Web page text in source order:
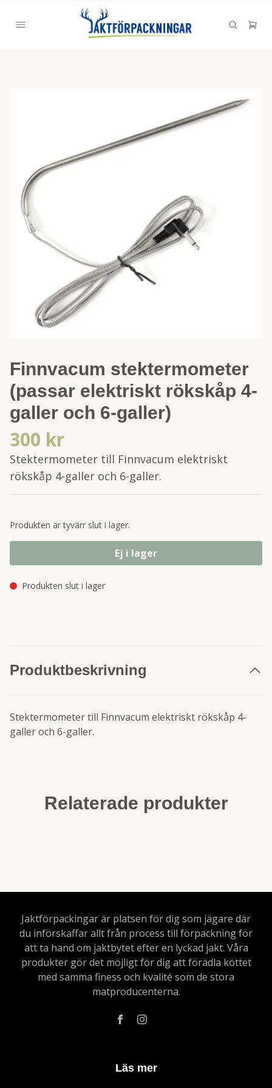
Finnvacum stektermometer
(passar elektriskt rökskåp 4-
galler och 6-galler)
300 kr
Stektermometer till Finnvacum elektriskt
rökskåp 4-galler och 6-galler.
Produkten är tyvärr slut i lager.
Ej i lager
Produkten slut i lager
Produktbeskrivning
Stektermometer till Finnvacum elektriskt rökskåp 4-
galler och 6-galler.
Relaterade produkter
Jaktförpackingar är platsen för dig som jägare där
du införskaffar allt från process till förpackning för
att ta hand om jaktbytet efter en lyckad jakt. Våra
produkter gör det möjligt för dig att förädla köttet
med samma finess och kvalité som de stora
matproducenterna.
Läs mer